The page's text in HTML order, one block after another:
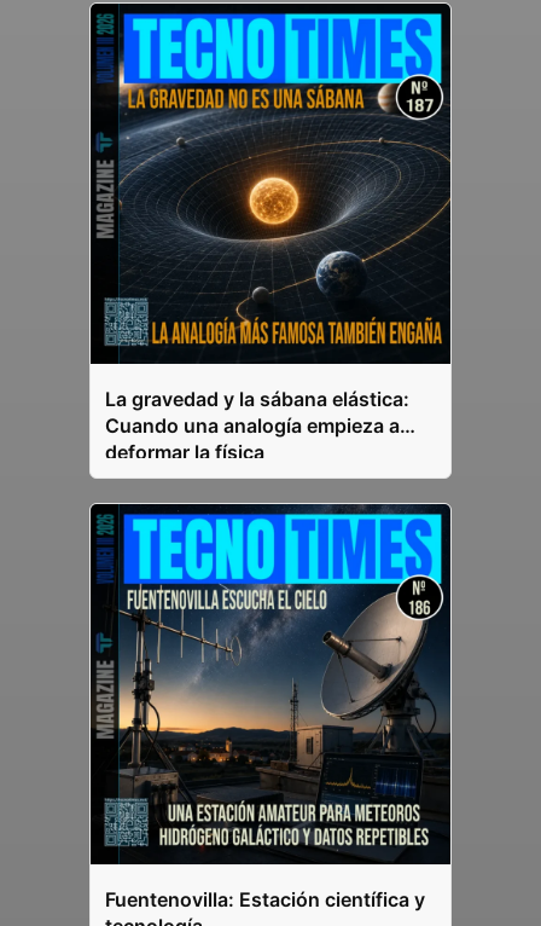
La gravedad y la sábana elástica:
Cuando una analogía empieza a
deformar la física
Fuentenovilla: Estación científica y